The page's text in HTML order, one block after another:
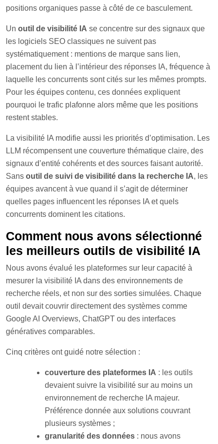
positions organiques passe à côté de ce basculement.
Un outil de visibilité IA se concentre sur des signaux que
les logiciels SEO classiques ne suivent pas
systématiquement : mentions de marque sans lien,
placement du lien à l’intérieur des réponses IA, fréquence à
laquelle les concurrents sont cités sur les mêmes prompts.
Pour les équipes contenu, ces données expliquent
pourquoi le trafic plafonne alors même que les positions
restent stables.
La visibilité IA modifie aussi les priorités d’optimisation. Les
LLM récompensent une couverture thématique claire, des
signaux d’entité cohérents et des sources faisant autorité.
Sans outil de suivi de visibilité dans la recherche IA, les
équipes avancent à vue quand il s’agit de déterminer
quelles pages influencent les réponses IA et quels
concurrents dominent les citations.
Comment nous avons sélectionné
les meilleurs outils de visibilité IA
Nous avons évalué les plateformes sur leur capacité à
mesurer la visibilité IA dans des environnements de
recherche réels, et non sur des sorties simulées. Chaque
outil devait couvrir directement des systèmes comme
Google AI Overviews, ChatGPT ou des interfaces
génératives comparables.
Cinq critères ont guidé notre sélection :
couverture des plateformes IA : les outils
devaient suivre la visibilité sur au moins un
environnement de recherche IA majeur.
Préférence donnée aux solutions couvrant
plusieurs systèmes ;
granularité des données : nous avons